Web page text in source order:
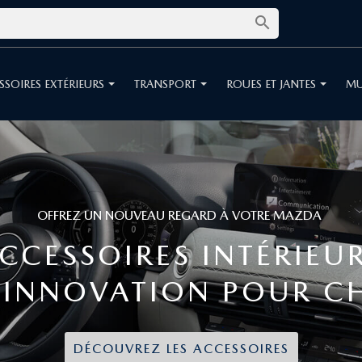

EXTÉRIEURS TRANSPORT ROUES ET JANTES
MAÎTRISEZ LA ROUTE AVEC STYLE
ET JANTES
ET DESIGN
DÉCOUVREZ LES ACCESSOIRES